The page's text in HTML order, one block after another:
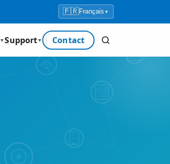
🇫🇷Français ▾
▼Support▼ Contact